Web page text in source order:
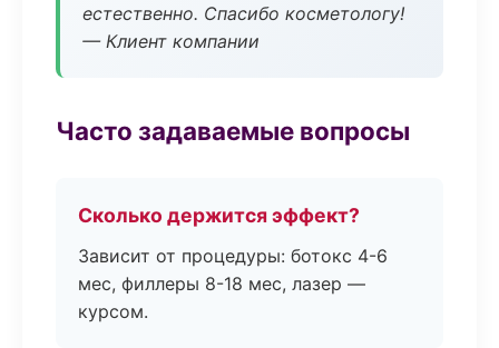
естественно. Спасибо косметологу!
— Клиент компании
Часто задаваемые вопросы
Сколько держится эффект?
Зависит от процедуры: ботокс 4-6
мес, филлеры 8-18 мес, лазер —
курсом.